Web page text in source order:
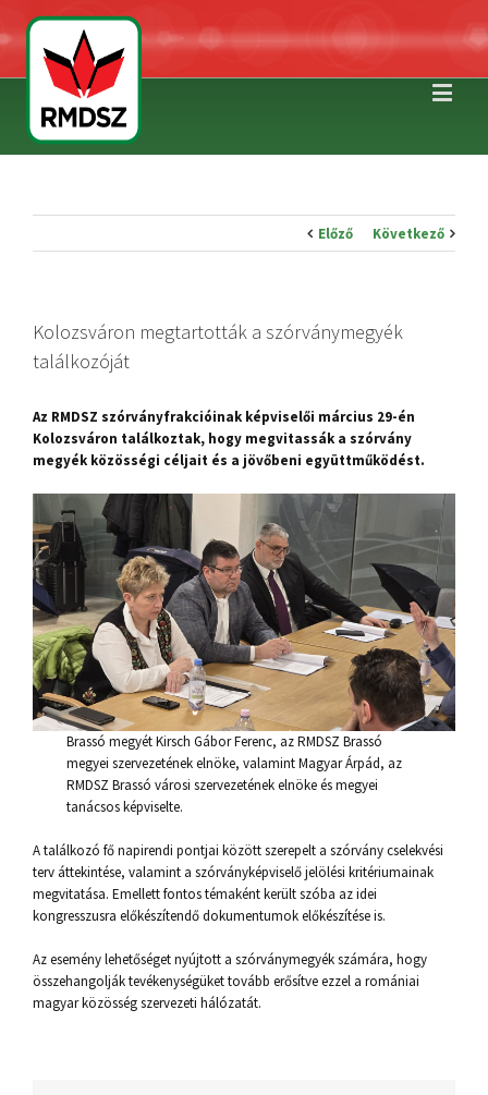
Előző Következő
Kolozsváron megtartották a szórványmegyék
találkozóját
Az RMDSZ szórványfrakcióinak képviselői március 29-én
Kolozsváron találkoztak, hogy megvitassák a szórvány
megyék közösségi céljait és a jövőbeni együttműködést.
Brassó megyét Kirsch Gábor Ferenc, az RMDSZ Brassó
megyei szervezetének elnöke, valamint Magyar Árpád, az
RMDSZ Brassó városi szervezetének elnöke és megyei
tanácsos képviselte.
A találkozó fő napirendi pontjai között szerepelt a szórvány cselekvési
terv áttekintése, valamint a szórványképviselő jelölési kritériumainak
megvitatása. Emellett fontos témaként került szóba az idei
kongresszusra előkészítendő dokumentumok előkészítése is.
Az esemény lehetőséget nyújtott a szórványmegyék számára, hogy
összehangolják tevékenységüket tovább erősítve ezzel a romániai
magyar közösség szervezeti hálózatát.